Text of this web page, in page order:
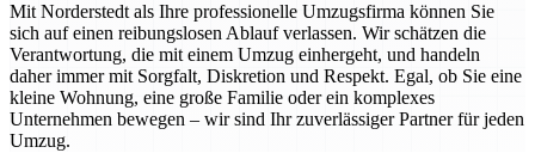
Mit Norderstedt als Ihre professionelle Umzugsfirma können Sie
sich auf einen reibungslosen Ablauf verlassen. Wir schätzen die
Verantwortung, die mit einem Umzug einhergeht, und handeln
daher immer mit Sorgfalt, Diskretion und Respekt. Egal, ob Sie eine
kleine Wohnung, eine große Familie oder ein komplexes
Unternehmen bewegen – wir sind Ihr zuverlässiger Partner für jeden
Umzug.